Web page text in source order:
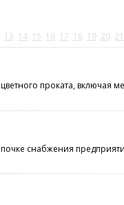
13 14 15 16 17 18 19 20 21
проката, включая
снабжения